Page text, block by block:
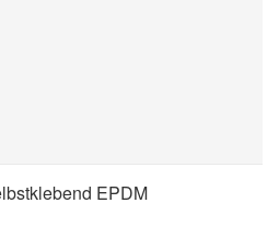
EPDM